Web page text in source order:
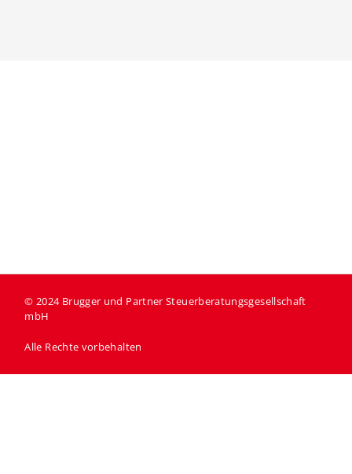
© 2024 Brugger und Partner Steuerberatungsgesellschaft
mbH
Alle Rechte vorbehalten